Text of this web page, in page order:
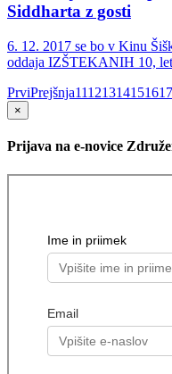
Siddharta z gosti
6. 12. 2017 se bo v Kinu
oddaja IZŠTEKANIH 10,
PrviPrejšnja11121314151617
×
Prijava na e-novice